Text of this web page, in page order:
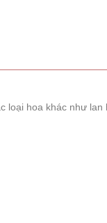
hoa khác như lan